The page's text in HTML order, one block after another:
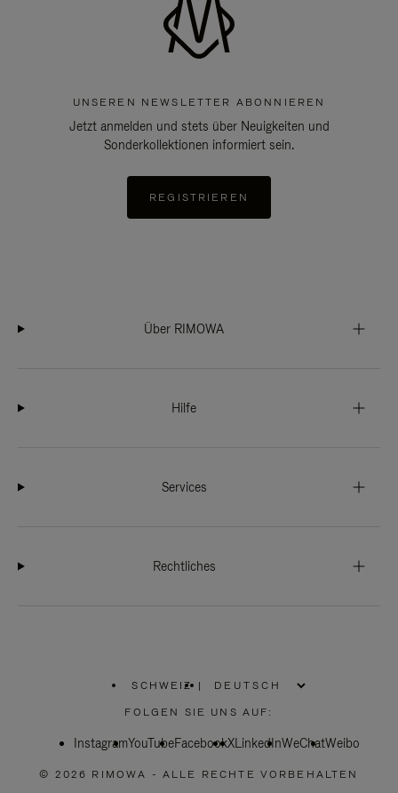
UNSEREN NEWSLETTER ABONNIEREN
Jetzt anmelden und stets über Neuigkeiten und
Sonderkollektionen informiert sein.
REGISTRIEREN
Über RIMOWA
Hilfe
Services
Rechtliches
SCHWEIZ
WÄHLEN
SIE
REGION
|
FOLGEN SIE UNS AUF:
InstagramYouTubeFacebookXLinkedInWeChatWeibo
© 2026 RIMOWA - ALLE RECHTE VORBEHALTEN